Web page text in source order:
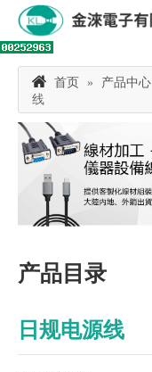
首页 » 产品中心
线
产品目录
日规电源线